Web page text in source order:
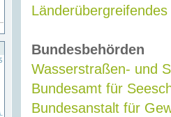
Bundesbehörden
Wasserstraßen- und
Bundesamt für
Bundesanstalt für